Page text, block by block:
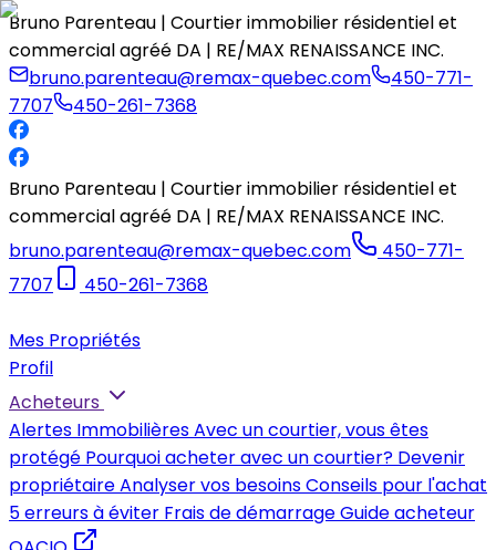
Bruno Parenteau | Courtier immobilier résidentiel et
commercial agréé DA | RE/MAX RENAISSANCE INC.
bruno.parenteau@remax-quebec.com
450-771-
7707
450-261-7368
Bruno Parenteau | Courtier immobilier résidentiel et
commercial agréé DA | RE/MAX RENAISSANCE INC.
bruno.parenteau@remax-quebec.com
450-771-
7707
450-261-7368
Mes Propriétés
Profil
Acheteurs
Alertes ImmobilièresAvec un courtier, vous êtes
protégé Pourquoi acheter avec un courtier? Devenir
propriétaireAnalyser vos besoinsConseils pour l'achat
5 erreurs à éviter Frais de démarrageGuide acheteur